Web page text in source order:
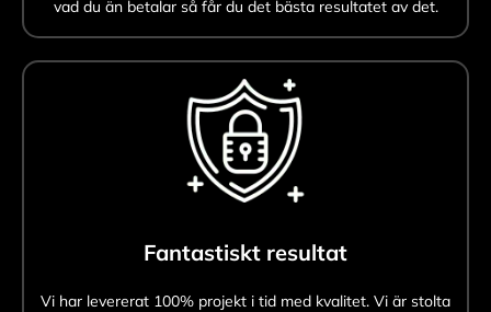
vad du än betalar så får du det bästa resultatet av det.
Fantastiskt resultat
Vi har levererat 100% projekt i tid med kvalitet. Vi är stolta